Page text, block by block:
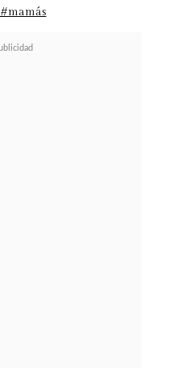
#mamás